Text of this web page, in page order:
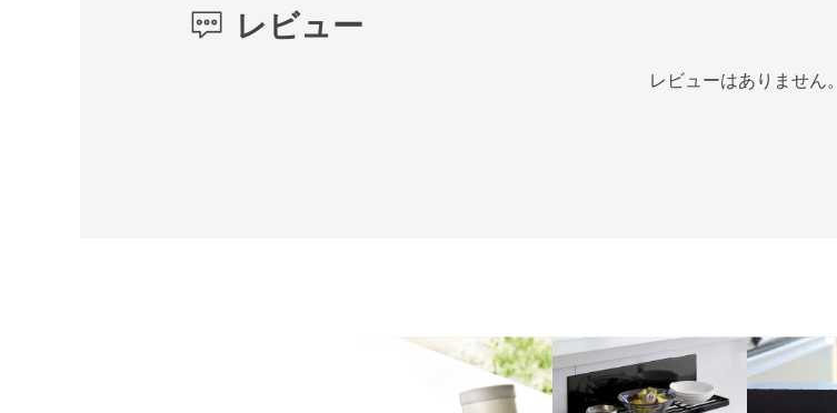
レビュー
レビューはありません。